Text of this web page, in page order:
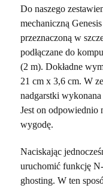
Do naszego
mechaniczną
przeznaczoną w
podłączane do
(2 m). Dokładne
21 cm x 3,6 cm. W
nadgarstki
Jest on odpowiednio
wygodę.
Naciskając
uruchomić funkcję
ghosting. W ten